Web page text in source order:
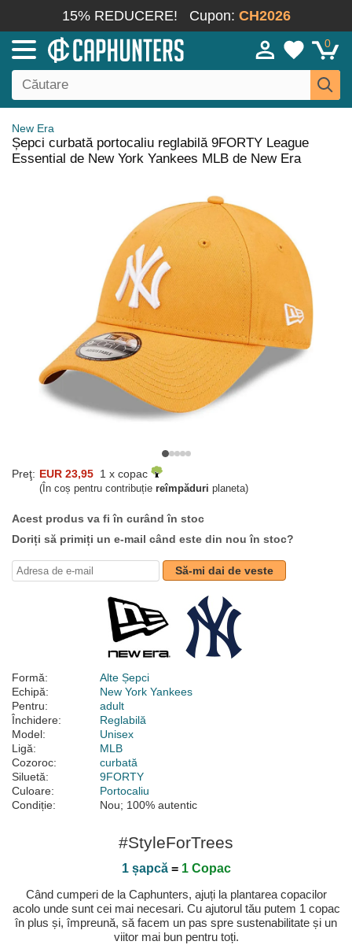
15% REDUCERE! Cupon: CH2026
0
New Era
Șepci curbată portocaliu reglabilă 9FORTY League
Essential de New York Yankees MLB de New Era
Preţ: EUR 23,95 1 x copac
(În coș pentru contribuție reîmpăduri planeta)
Acest produs va fi în curând în stoc
Doriți să primiți un e-mail când este din nou în stoc?
Să-mi dai de veste
Formă:
Alte Șepci
Echipă:
New York Yankees
Pentru:
adult
Închidere:
Reglabilă
Model:
Unisex
Ligă:
MLB
Cozoroc:
curbată
Siluetă:
9FORTY
Culoare:
Portocaliu
Condiție:
Nou; 100% autentic
#StyleForTrees
1 șapcă= 1 Copac
Când cumperi de la Caphunters, ajuți la plantarea copacilor
acolo unde sunt cei mai necesari. Cu ajutorul tău putem 1 copac
în plus și, împreună, să facem un pas spre sustenabilitate și un
viitor mai bun pentru toți.